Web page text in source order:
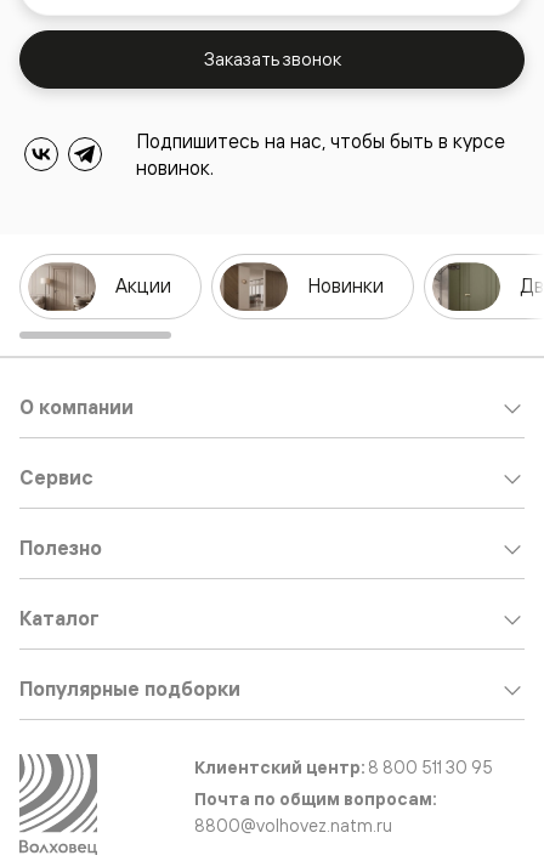
Заказать звонок
Подпишитесь на нас, чтобы быть в курсе
новинок.
Акции Новинки
О компании
Сервис
Полезно
Каталог
Популярные подборки
Клиентский центр: 8 800 511 30 95
Почта по общим вопросам:
8800@volhovez.natm.ru